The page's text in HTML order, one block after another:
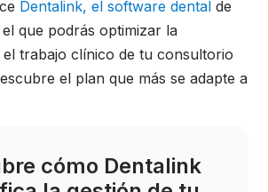
Dentalink, el software dental de
que podrás optimizar la
trabajo clínico de tu consultorio
el plan que más se adapte a
cómo Dentalink